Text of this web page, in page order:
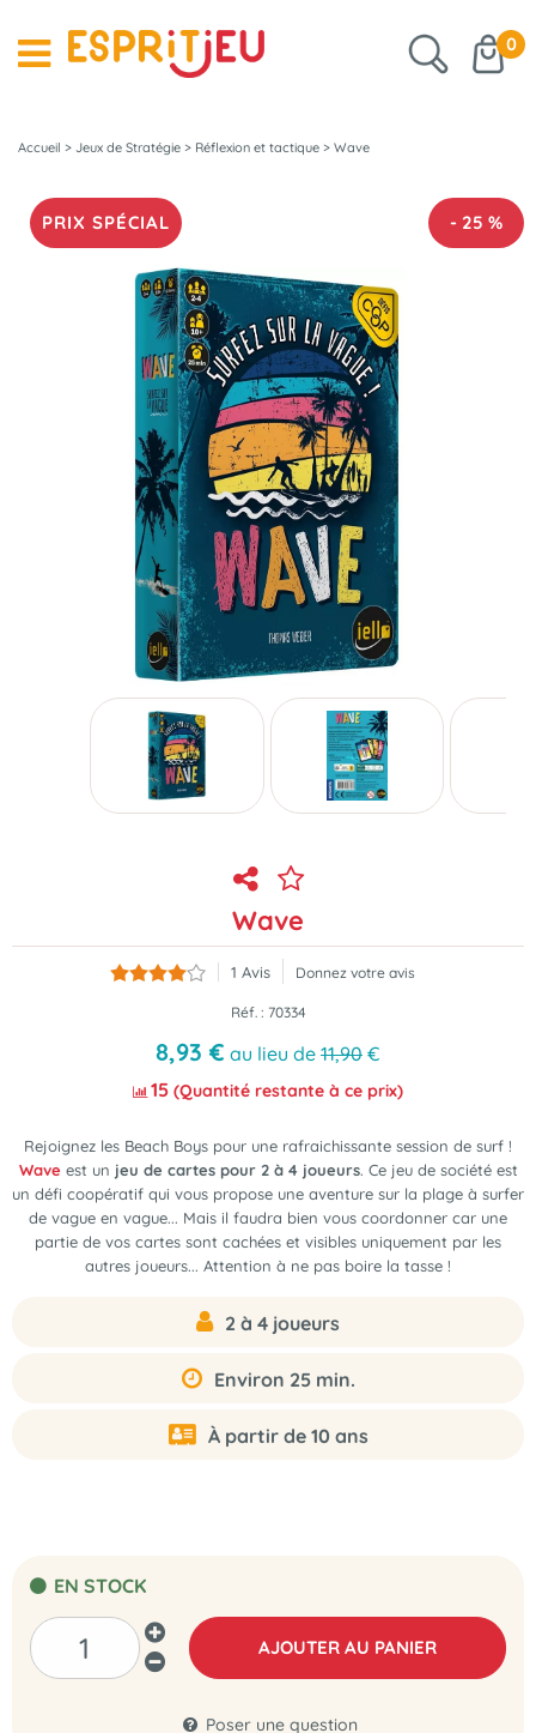
0
Accueil > Jeux de Stratégie > Réflexion et tactique > Wave
PRIX SPÉCIAL - 25 %
Wave
1 Avis Donnez votre avis
Réf. : 70334
8,93 € au lieu de 11,90 €
15 (Quantité restante à ce prix)
Rejoignez les Beach Boys pour une rafraichissante session de surf !
Wave est un jeu de cartes pour 2 à 4 joueurs. Ce jeu de société est
un défi coopératif qui vous propose une aventure sur la plage à surfer
de vague en vague... Mais il faudra bien vous coordonner car une
partie de vos cartes sont cachées et visibles uniquement par les
autres joueurs... Attention à ne pas boire la tasse !
2 à 4 joueurs
Environ 25 min.
À partir de 10 ans
EN STOCK
AJOUTER AU PANIER
Poser une question